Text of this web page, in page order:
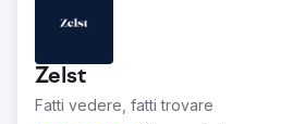
Zelst
Fatti vedere, fatti trovare